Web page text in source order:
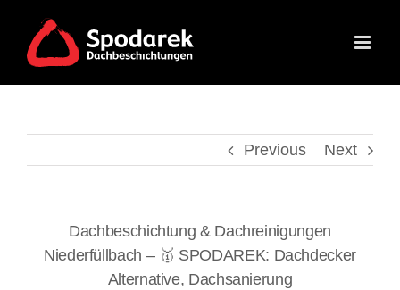
content
Previous Next
Dachbeschichtung & Dachreinigungen
Niederfüllbach – 🥇 SPODAREK: Dachdecker
Alternative, Dachsanierung